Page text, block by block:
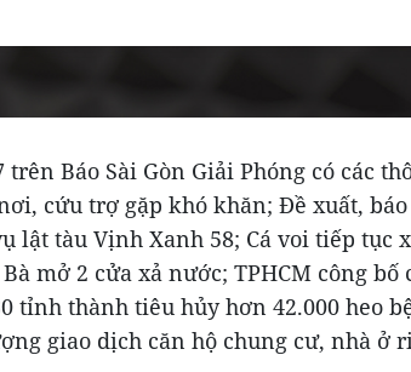
Báo Sài Gòn Giải Phóng có các
cứu trợ gặp khó khăn; Đề xuất,
lật tàu Vịnh Xanh 58; Cá voi tiếp tục
mở 2 cửa xả nước; TPHCM công
tỉnh thành tiêu hủy hơn 42.000 heo
giao dịch căn hộ chung cư, nhà ở